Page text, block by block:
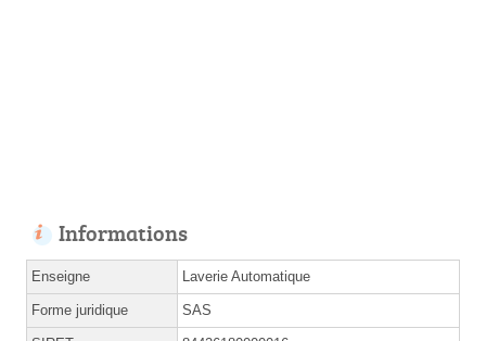
Informations
Enseigne Laverie Automatique
Forme juridique SAS